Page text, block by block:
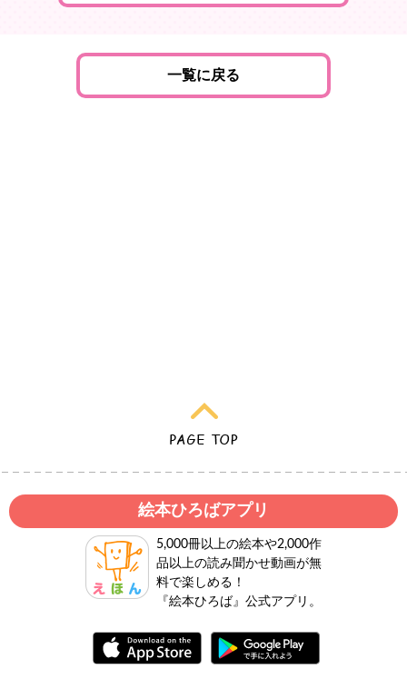
一覧に戻る
絵本ひろばアプリ
5,000冊以上の絵本や2,000作
品以上の読み聞かせ動画が無
料で楽しめる！
『絵本ひろば』公式アプリ。